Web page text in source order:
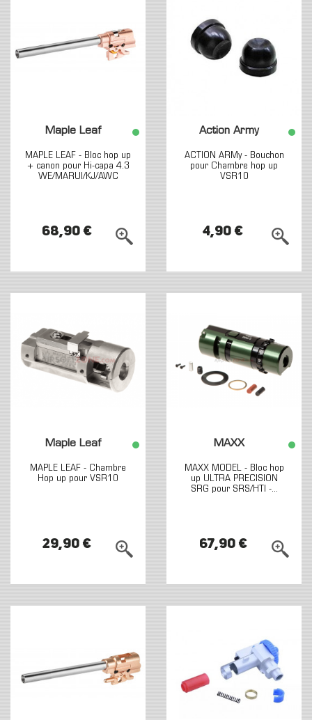
Maple Leaf
MAPLE LEAF - Bloc hop up
+ canon pour Hi-capa 4.3
WE/MARUI/KJ/AWC
68,90 €
Action Army
ACTION ARMy - Bouchon
pour Chambre hop up
VSR10
4,90 €
Maple Leaf
MAPLE LEAF - Chambre
Hop up pour VSR10
29,90 €
MAXX
MAXX MODEL - Bloc hop
up ULTRA PRECISION
SRG pour SRS/HTI -...
67,90 €